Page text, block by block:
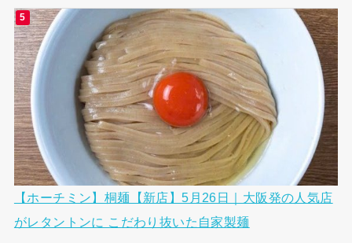
【ホーチミン】桐麺【新店】5月26日｜大阪発の人気店
がレタントンに こだわり抜いた自家製麺